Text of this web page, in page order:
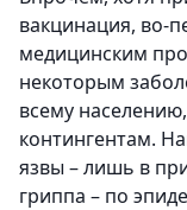
вакцинация, во-
медицинским
некоторым
всему
контингентам.
язвы – лишь в
гриппа – по